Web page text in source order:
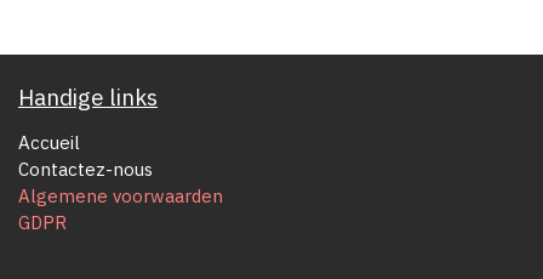
Handige links
Accueil
Contactez-nous
Algemene voorwaarden
GDPR